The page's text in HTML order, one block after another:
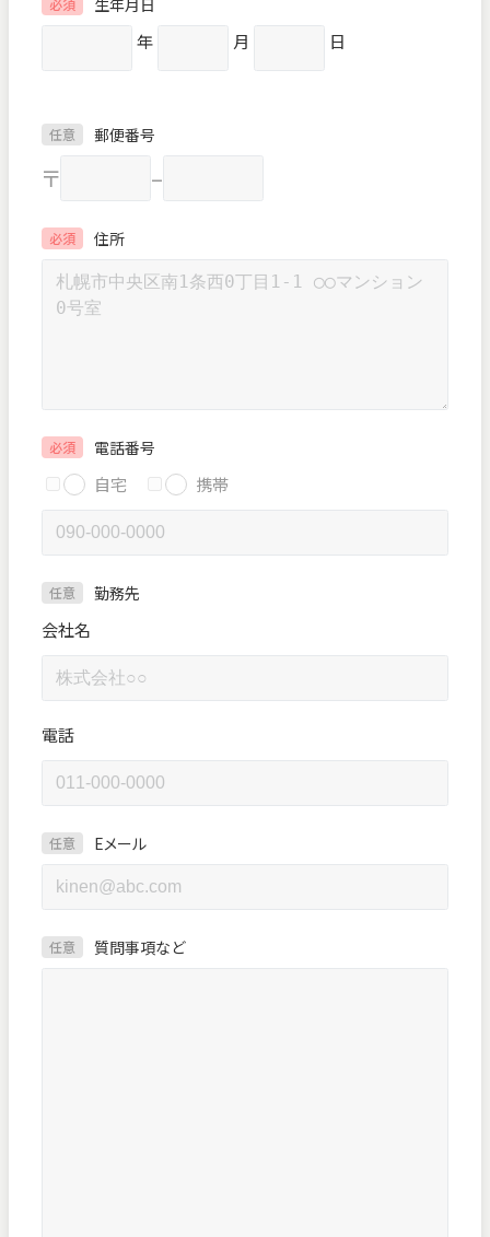
年 月 日
任意 郵便番号
〒 –
必須 住所
必須 電話番号
自宅 携帯
任意 勤務先
会社名
電話
任意 Eメール
任意 質問事項など